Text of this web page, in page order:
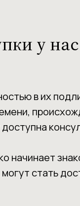
у нас
в их
начинает
стать